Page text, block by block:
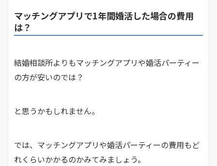
マッチングアプリで1年間婚活した場合の費用
は？
結婚相談所よりもマッチングアプリや婚活パーティー
の方が安いのでは？
と思うかもしれません。
では、マッチングアプリや婚活パーティーの費用もど
れくらいかかるのかみてみましょう。